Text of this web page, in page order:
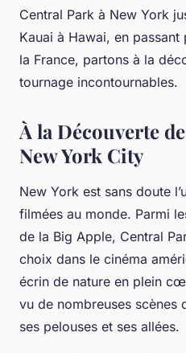
Central Park à New York
Kauai à Hawai, en
la France, partons à la
tournage incontournables.
À la Découverte
New York City
New York est sans doute
filmées au monde. Parmi
de la Big Apple, Central
choix dans le cinéma
écrin de nature en plein
vu de nombreuses scènes
ses pelouses et ses allées.